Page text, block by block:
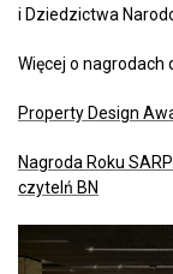
i Dziedzictwa
Więcej o nagrodach
Property Design
Nagroda Roku
czytelń BN